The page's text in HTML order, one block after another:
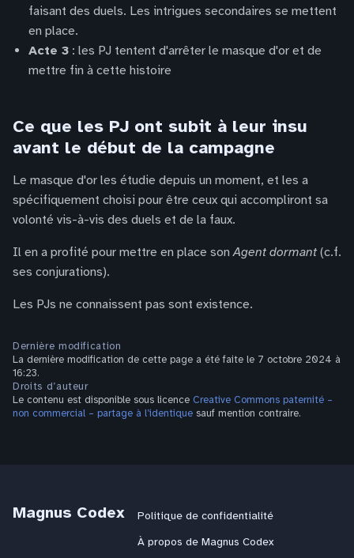
faisant des duels. Les intrigues secondaires se mettent
en place.
Acte 3 : les PJ tentent d'arrêter le masque d'or et de
mettre fin à cette histoire
Ce que les PJ ont subit à leur insu
avant le début de la campagne
Le masque d'or les étudie depuis un moment, et les a
spécifiquement choisi pour être ceux qui accompliront sa
volonté vis-à-vis des duels et de la faux.
Il en a profité pour mettre en place sonAgent dormant (c.f.
ses conjurations).
Les PJs ne connaissent pas sont existence.
Dernière modification
La dernière modification de cette page a été faite le 7 octobre 2024 à
16:23.
Droits d’auteur
Le contenu est disponible sous licence Creative Commons paternité –
non commercial – partage à l’identique sauf mention contraire.
Magnus Codex
Politique de confidentialité
À propos de Magnus Codex